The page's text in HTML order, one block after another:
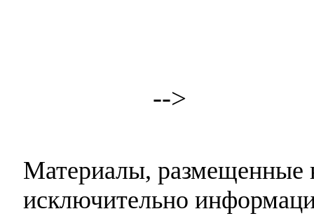
-->
Материалы, размещенные
исключительно